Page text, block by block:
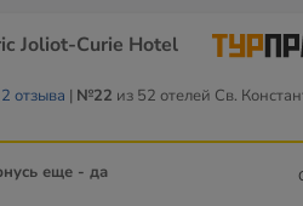
Joliot-Curie Hotel
2 отзыва | №22 из 52 отелей Св.
еще - да